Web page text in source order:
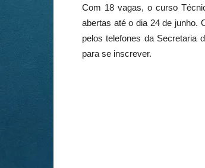
Com 18 vagas, o curso
abertas até o dia 24 de junho.
pelos telefones da Secretaria
para se inscrever.